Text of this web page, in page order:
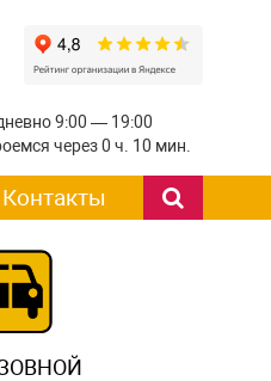
9:00 — 19:00
через 0 ч. 10 мин.
Контакты